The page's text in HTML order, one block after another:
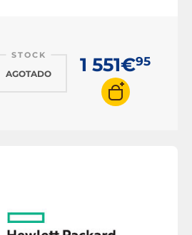
STOCK
AGOTADO 1 551€95